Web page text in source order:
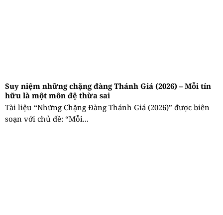
Suy niệm những chặng đàng Thánh Giá (2026) – Mỗi tín
hữu là một môn đệ thừa sai
Tài liệu “Những Chặng Đàng Thánh Giá (2026)” được biên
soạn với chủ đề: “Mỗi...